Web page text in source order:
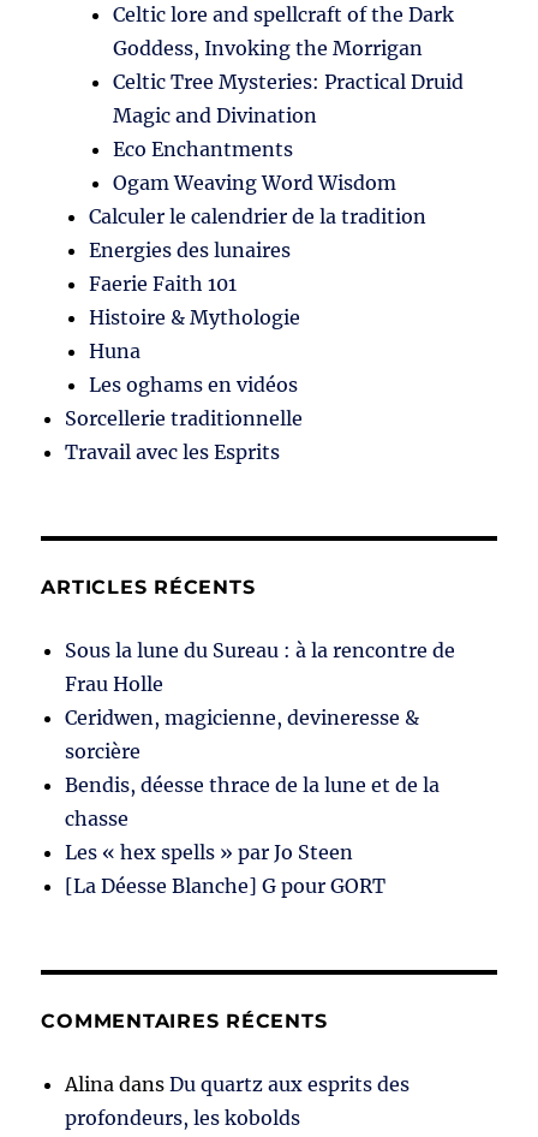
Celtic lore and spellcraft of the Dark
Goddess, Invoking the Morrigan
Celtic Tree Mysteries: Practical Druid
Magic and Divination
Eco Enchantments
Ogam Weaving Word Wisdom
Calculer le calendrier de la tradition
Energies des lunaires
Faerie Faith 101
Histoire & Mythologie
Huna
Les oghams en vidéos
Sorcellerie traditionnelle
Travail avec les Esprits
ARTICLES RÉCENTS
Sous la lune du Sureau : à la rencontre de
Frau Holle
Ceridwen, magicienne, devineresse &
sorcière
Bendis, déesse thrace de la lune et de la
chasse
Les « hex spells » par Jo Steen
[La Déesse Blanche] G pour GORT
COMMENTAIRES RÉCENTS
Alina dansDu quartz aux esprits des
profondeurs, les kobolds